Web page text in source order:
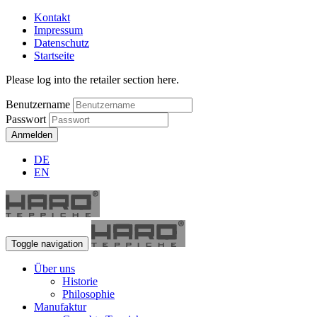
Kontakt
Impressum
Datenschutz
Startseite
Please log into the retailer section here.
Benutzername
Passwort
Anmelden
DE
EN
Toggle navigation
Über uns
Historie
Philosophie
Manufaktur